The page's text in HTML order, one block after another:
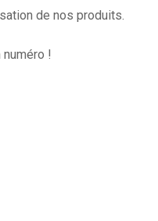
de nos produits.
!